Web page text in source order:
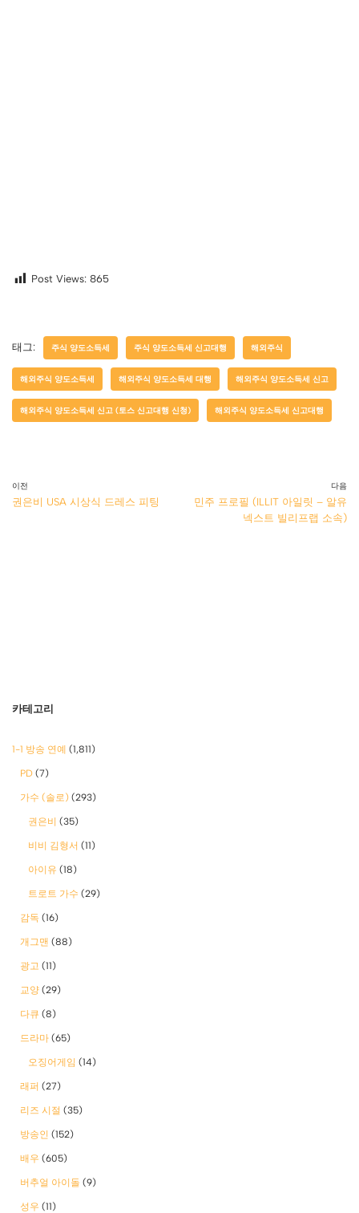
Post Views: 865
태그: 주식 양도소득세 주식 양도소득세 신고대행 해외주식
해외주식 양도소득세 해외주식 양도소득세 대행 해외주식 양도소득세 신고
해외주식 양도소득세 신고 (토스 신고대행 신청) 해외주식 양도소득세 신고대행
이전
권은비 USA 시상식 드레스 피팅
다음
민주 프로필 (ILLIT 아일릿 – 알유
넥스트 빌리프랩 소속)
카테고리
1-1 방송 연예 (1,811)
PD (7)
가수 (솔로) (293)
권은비 (35)
비비 김형서 (11)
아이유 (18)
트로트 가수 (29)
감독 (16)
개그맨 (88)
광고 (11)
교양 (29)
다큐 (8)
드라마 (65)
오징어게임 (14)
래퍼 (27)
리즈 시절 (35)
방송인 (152)
배우 (605)
버추얼 아이돌 (9)
성우 (11)